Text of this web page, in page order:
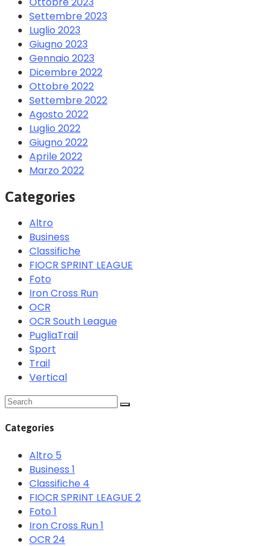
Settembre 2023
Luglio 2023
Giugno 2023
Gennaio 2023
Dicembre 2022
Ottobre 2022
Settembre 2022
Agosto 2022
Luglio 2022
Giugno 2022
Aprile 2022
Marzo 2022
Categories
Altro
Business
Classifiche
FIOCR SPRINT LEAGUE
Foto
Iron Cross Run
OCR
OCR South League
PugliaTrail
Sport
Trail
Vertical
Categories
Altro 5
Business 1
Classifiche 4
FIOCR SPRINT LEAGUE 2
Foto 1
Iron Cross Run1
OCR 24